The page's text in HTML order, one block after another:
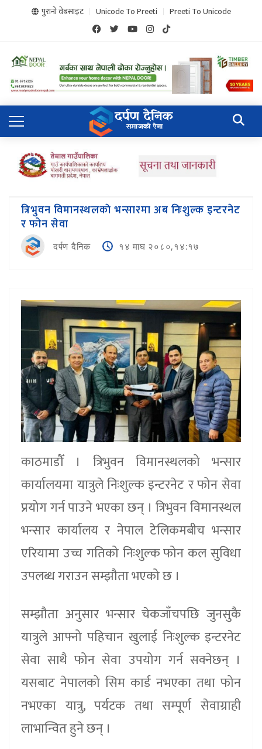
पुरानो वेबसाइट Unicode To Preeti Preeti To Unicode
त्रिभुवन विमानस्थलकाे भन्सारमा अब निःशुल्क इन्टरनेट
र फोन सेवा
दर्पण दैनिक १४ माघ २०८०,१४:१७
काठमाडौँ । त्रिभुवन विमानस्थलको भन्सार
कार्यालयमा यात्रुले निःशुल्क इन्टरनेट र फोन सेवा
प्रयोग गर्न पाउने भएका छन् । त्रिभुवन विमानस्थल
भन्सार कार्यालय र नेपाल टेलिकमबीच भन्सार
एरियामा उच्च गतिको निःशुल्क फोन कल सुविधा
उपलब्ध गराउन सम्झौता भएको छ ।
सम्झौता अनुसार भन्सार चेकजाँचपछि जुनसुकै
यात्रुले आफ्नो पहिचान खुलाई निःशुल्क इन्टरनेट
सेवा साथै फोन सेवा उपयोग गर्न सक्नेछन् ।
यसबाट नेपालको सिम कार्ड नभएका तथा फोन
नभएका यात्रु, पर्यटक तथा सम्पूर्ण सेवाग्राही
लाभान्वित हुने छन् ।